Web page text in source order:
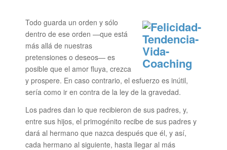
Todo guarda un orden y sólo
dentro de ese orden —que está
más allá de nuestras
pretensiones o deseos— es
posible que el amor fluya, crezca
y prospere. En caso contrario, el esfuerzo es inútil,
sería como ir en contra de la ley de la gravedad.
Los padres dan lo que recibieron de sus padres, y,
entre sus hijos, el primogénito recibe de sus padres y
dará al hermano que nazca después que él, y así,
cada hermano al siguiente, hasta llegar al más